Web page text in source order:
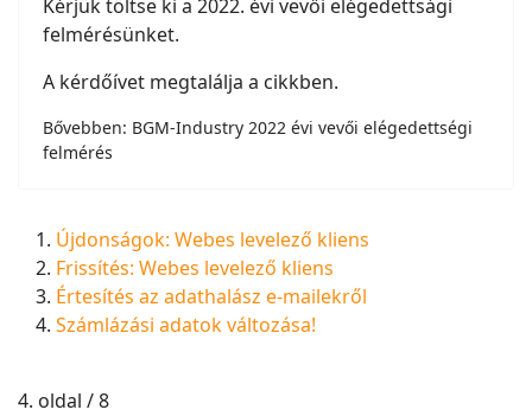
Kérjük töltse ki a 2022. évi vevői elégedettsági
felmérésünket.
A kérdőívet megtalálja a cikkben.
Bővebben: BGM-Industry 2022 évi vevői elégedettségi
felmérés
Újdonságok: Webes levelező kliens
Frissítés: Webes levelező kliens
Értesítés az adathalász e-mailekről
Számlázási adatok változása!
4. oldal / 8